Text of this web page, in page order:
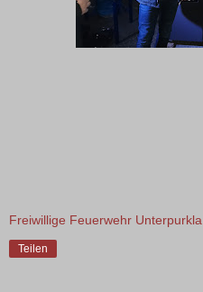
Freiwillige Feuerwehr Unterpurkla
Teilen